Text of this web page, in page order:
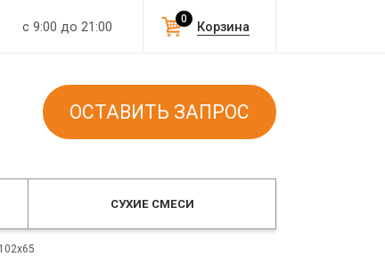
с 9:00 до 21:00 Корзина
0
ОСТАВИТЬ ЗАПРОС
СУХИЕ СМЕСИ